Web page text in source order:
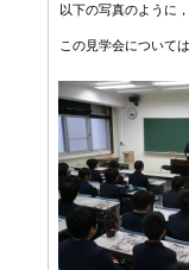
以下の写真のように
この見学会について